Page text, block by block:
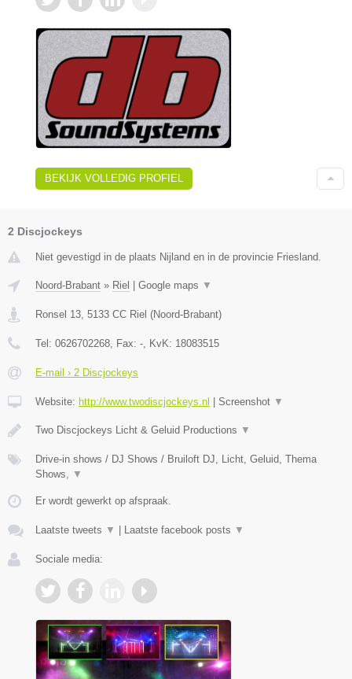
BEKIJK VOLLEDIG PROFIEL
2 Discjockeys
Niet gevestigd in de plaats Nijland en in de provincie Friesland.
Noord-Brabant » Riel Google maps ▼
Ronsel 13 5133 CC Riel (Noord-Brabant)
Tel: 0626702268 , Fax: - , KvK: 18083515
E-mail › 2 Discjockeys
Website: http://www.twodiscjockeys.nl Screenshot ▼
Two Discjockeys Licht & Geluid Productions ▼
Drive-in shows / DJ Shows / Bruiloft DJ, Licht, Geluid, Thema
Shows,
▼
Er wordt gewerkt op afspraak.
Laatste tweets ▼ Laatste facebook posts ▼
Sociale media: